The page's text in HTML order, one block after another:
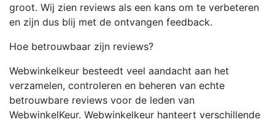
groot. Wij zien reviews als een kans om te verbeteren
en zijn dus blij met de ontvangen feedback.
Hoe betrouwbaar zijn reviews?
Webwinkelkeur besteedt veel aandacht aan het
verzamelen, controleren en beheren van echte
betrouwbare reviews voor de leden van
WebwinkelKeur. Webwinkelkeur hanteert verschillende